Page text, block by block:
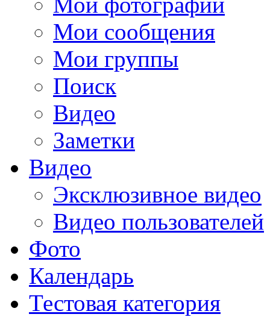
Мои сообщения
Мои группы
Поиск
Видео
Заметки
Видео
Эксклюзивное видео
Видео пользователей
Фото
Календарь
Тестовая категория